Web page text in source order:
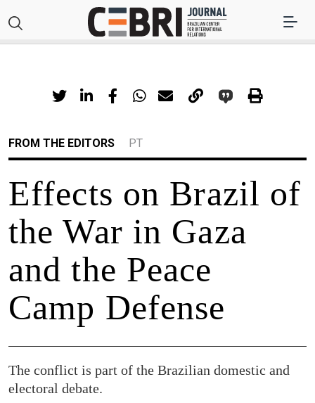
FROM THE EDITORS PT
Effects on Brazil of
the War in Gaza
and the Peace
Camp Defense
The conflict is part of the Brazilian domestic and
electoral debate.